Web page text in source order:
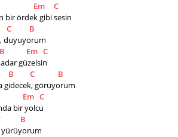
Em
C
bir ördek gibi sesin
C
B
duyuyorum
B
Em C
güzelsin
B C
B
gidecek, görüyorum
Em C
bir yolcu
B
yürüyorum